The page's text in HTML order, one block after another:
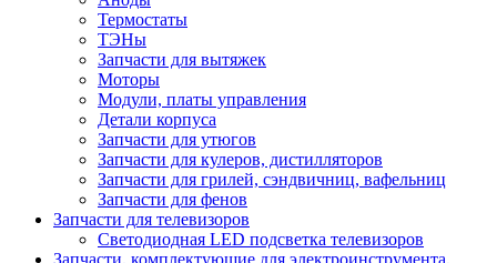
Термостаты
ТЭНы
Запчасти для вытяжек
Моторы
Модули, платы управления
Детали корпуса
Запчасти для утюгов
Запчасти для кулеров, дистилляторов
Запчасти для грилей, сэндвичниц, вафельниц
Запчасти для фенов
Запчасти для телевизоров
Светодиодная LED подсветка телевизоров
Запчасти, комплектующие для электроинструмента,